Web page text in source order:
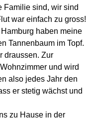
Familie sind, wir sind
war einfach zu gross!
haben meine
Tannenbaum im Topf.
draussen. Zur
und wird
also jedes Jahr den
er stetig wächst und
zu Hause in der